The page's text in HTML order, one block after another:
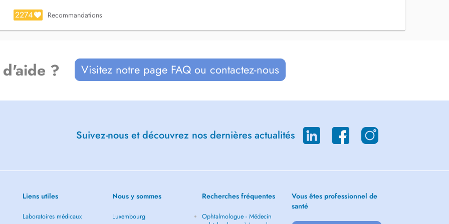
enfants
dimanche et jours fériés -
de Lorraine mardi
selon disponibilités. Merci de
2274 Recommandations
? Visitez notre page FAQ ou contactez-nous
Suivez-nous et découvrez nos dernières actualités
Liens utiles
Laboratoires médicaux
Nous y sommes
Luxembourg
Recherches fréquentes
Ophtalmologue - Médecin
Vous êtes professionnel de
santé